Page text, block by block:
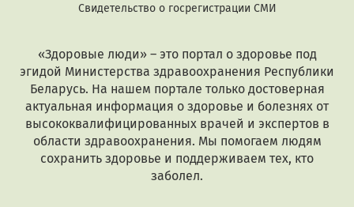
Свидетельство о госрегистрации СМИ
«Здоровые люди» – это портал о здоровье под
эгидой Министерства здравоохранения Республики
Беларусь. На нашем портале только достоверная
актуальная информация о здоровье и болезнях от
высококвалифицированных врачей и экспертов в
области здравоохранения. Мы помогаем людям
сохранить здоровье и поддерживаем тех, кто
заболел.